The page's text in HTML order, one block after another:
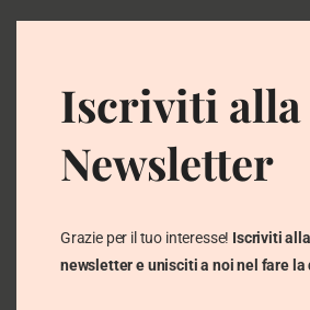
Website
Iscriviti alla
Newsletter
Grazie per il tuo interesse! Iscriviti
newsletter e unisciti a noi nel fare la